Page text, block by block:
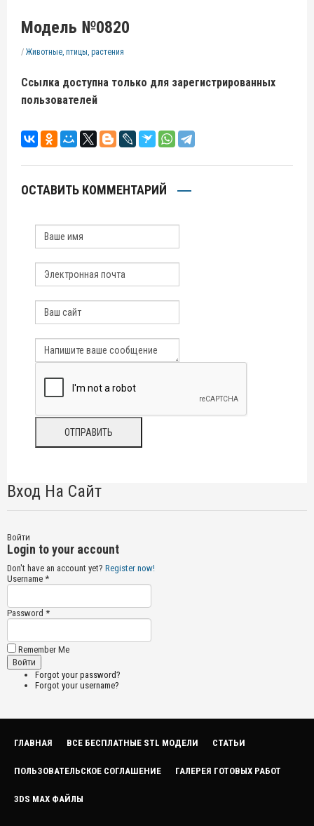
Модель №0820
/ Животные, птицы, растения
Ссылка доступна только для зарегистрированных
пользователей
ОСТАВИТЬ КОММЕНТАРИЙ
Вход На Сайт
Войти
Login to your account
Don't have an account yet? Register now!
Username *
Password *
Remember Me
Forgot your password?
Forgot your username?
ГЛАВНАЯ ВСЕ БЕСПЛАТНЫЕ STL МОДЕЛИ СТАТЬИ
ПОЛЬЗОВАТЕЛЬСКОЕ СОГЛАШЕНИЕ ГАЛЕРЕЯ ГОТОВЫХ РАБОТ
3DS MAX ФАЙЛЫ